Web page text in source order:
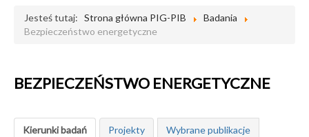
Jesteś tutaj: Strona główna PIG-PIB
Badania
Bezpieczeństwo energetyczne
BEZPIECZEŃSTWO ENERGETYCZNE
Kierunki badań Projekty Wybrane publikacje